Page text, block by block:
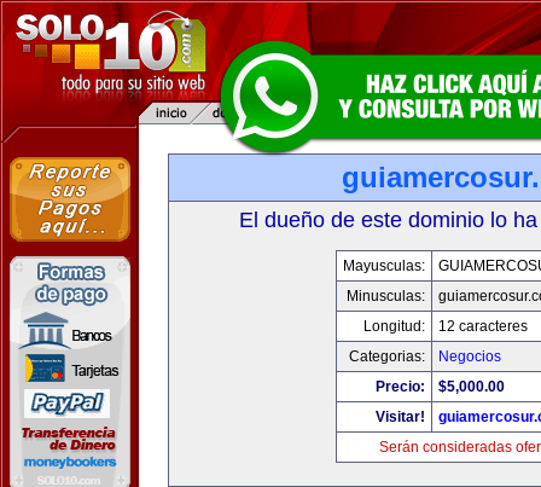
El dueño de este dominio lo
Mayusculas:
Minusculas:
Longitud:
12 caracteres
Categorias:
Negocios
Precio:
$5,000.00
Visitar!
Serán consideradas